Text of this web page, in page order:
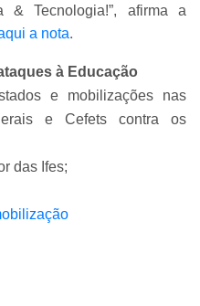
Tecnologia!”, afirma a
a nota.
à Educação
e mobilizações nas
e Cefets contra os
das Ifes;